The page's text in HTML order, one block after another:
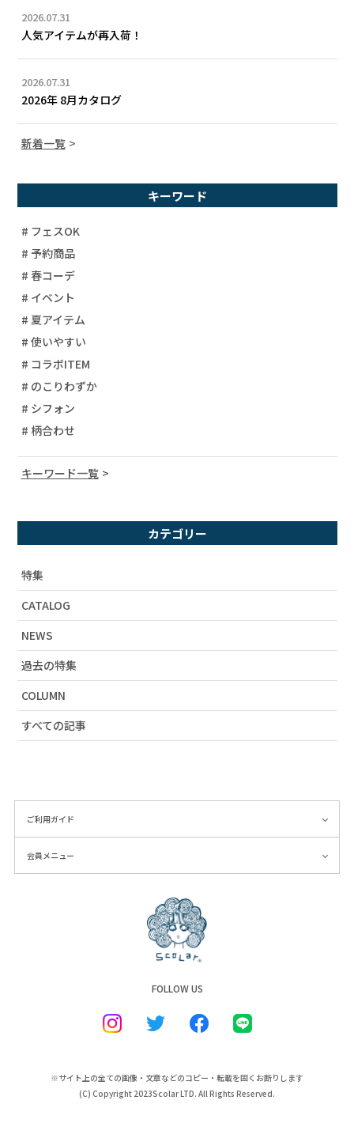
2026.07.31
人気アイテムが再入荷！
2026.07.31
2026年 8月カタログ
新着一覧
キーワード
# フェスOK
# 予約商品
# 春コーデ
# イベント
# 夏アイテム
# 使いやすい
# コラボITEM
# のこりわずか
# シフォン
# 柄合わせ
キーワード一覧
# コーディネート
# ユニセックス
# 柄シャツ
# セットアップ
# 財布
# 2019SS
# アーティストコラボ
# ラビル
# カタログ掲載
# 春物新作
# ワンピース
# 海柄
# ネオンカラー
# 秋物
# ゆったり
カテゴリー
特集
CATALOG
NEWS
過去の特集
COLUMN
すべての記事
FOLLOW US
ご利用ガイド
会員メニュー
※サイト上の全ての画像・文章などのコピー・転載を固くお断りします
(C) Copyright 2023Scolar LTD. All Rights Reserved.